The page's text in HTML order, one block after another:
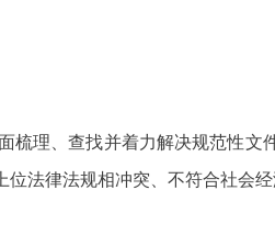
理、查找并着力解决规范性文
法律法规相冲突、不符合社会经